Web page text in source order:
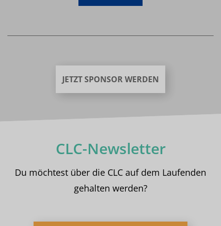
JETZT SPONSOR WERDEN
CLC-Newsletter
Du möchtest über die CLC auf dem Laufenden
gehalten werden?